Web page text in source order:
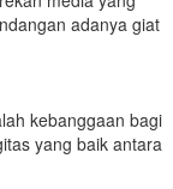
adanya giat
kebanggaan bagi
yang baik antara